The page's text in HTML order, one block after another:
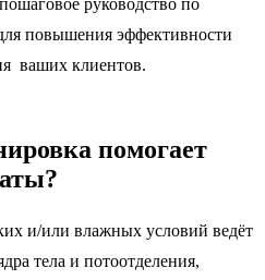
повышения эффективности
ваших клиентов.
помогает
и/или влажных условий ведёт
тела и потоотделения,